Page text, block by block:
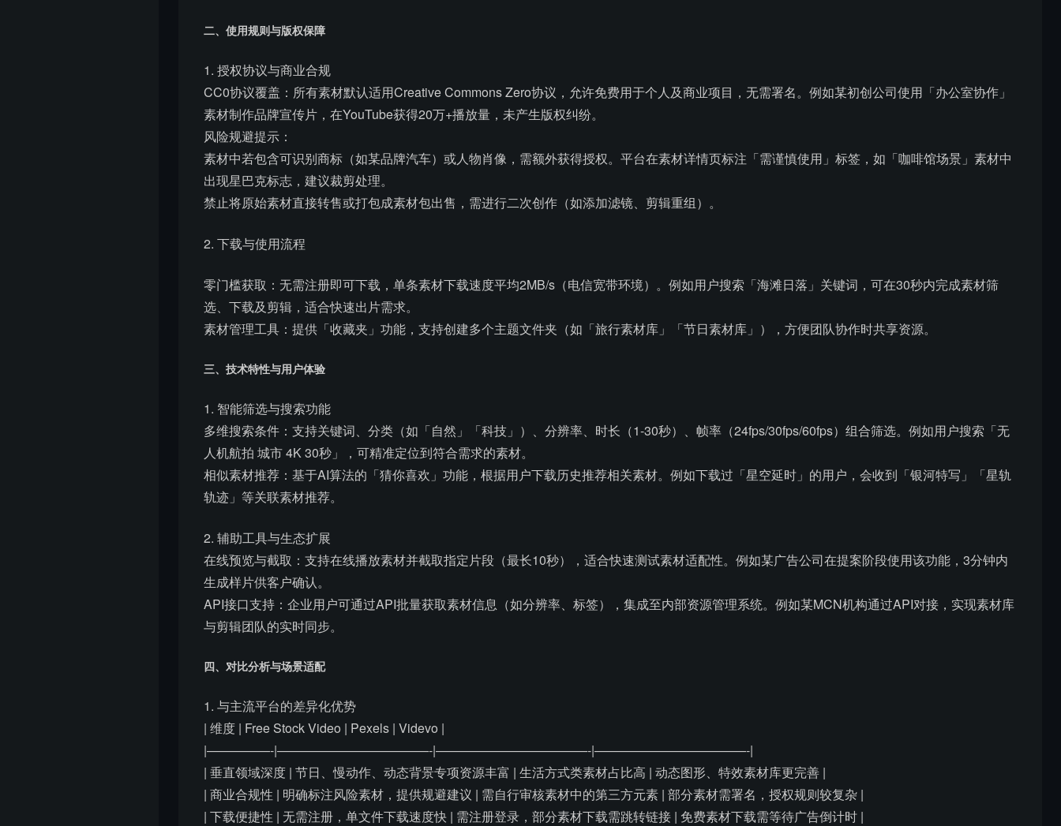
二、使用规则与版权保障
1. 授权协议与商业合规
CC0协议覆盖：所有素材默认适用Creative Commons Zero协议，允许免费用于个人及商业项目，无需署名。例如某初创公司使用「办公室协作」
素材制作品牌宣传片，在YouTube获得20万+播放量，未产生版权纠纷。
风险规避提示：
素材中若包含可识别商标（如某品牌汽车）或人物肖像，需额外获得授权。平台在素材详情页标注「需谨慎使用」标签，如「咖啡馆场景」素材中
出现星巴克标志，建议裁剪处理。
禁止将原始素材直接转售或打包成素材包出售，需进行二次创作（如添加滤镜、剪辑重组）。
2. 下载与使用流程
零门槛获取：无需注册即可下载，单条素材下载速度平均2MB/s（电信宽带环境）。例如用户搜索「海滩日落」关键词，可在30秒内完成素材筛
选、下载及剪辑，适合快速出片需求。
素材管理工具：提供「收藏夹」功能，支持创建多个主题文件夹（如「旅行素材库」「节日素材库」），方便团队协作时共享资源。
三、技术特性与用户体验
1. 智能筛选与搜索功能
多维搜索条件：支持关键词、分类（如「自然」「科技」）、分辨率、时长（1-30秒）、帧率（24fps/30fps/60fps）组合筛选。例如用户搜索「无
人机航拍 城市 4K 30秒」，可精准定位到符合需求的素材。
相似素材推荐：基于AI算法的「猜你喜欢」功能，根据用户下载历史推荐相关素材。例如下载过「星空延时」的用户，会收到「银河特写」「星轨
轨迹」等关联素材推荐。
2. 辅助工具与生态扩展
在线预览与截取：支持在线播放素材并截取指定片段（最长10秒），适合快速测试素材适配性。例如某广告公司在提案阶段使用该功能，3分钟内
生成样片供客户确认。
API接口支持：企业用户可通过API批量获取素材信息（如分辨率、标签），集成至内部资源管理系统。例如某MCN机构通过API对接，实现素材库
与剪辑团队的实时同步。
四、对比分析与场景适配
1. 与主流平台的差异化优势
| 维度 | Free Stock Video | Pexels | Videvo |
|—————-|————————————-|————————————-|————————————-|
| 垂直领域深度 | 节日、慢动作、动态背景专项资源丰富 | 生活方式类素材占比高 | 动态图形、特效素材库更完善 |
| 商业合规性 | 明确标注风险素材，提供规避建议 | 需自行审核素材中的第三方元素 | 部分素材需署名，授权规则较复杂 |
| 下载便捷性 | 无需注册，单文件下载速度快 | 需注册登录，部分素材下载需跳转链接 | 免费素材下载需等待广告倒计时 |